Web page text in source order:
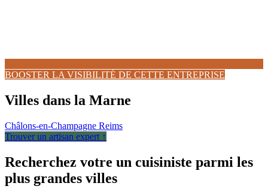
BOOSTER LA VISIBILITÉ DE CETTE ENTREPRISE
Villes dans la Marne
Châlons-en-Champagne Reims
Trouver un artisan expert ↑
Recherchez votre un cuisiniste parmi les
plus grandes villes